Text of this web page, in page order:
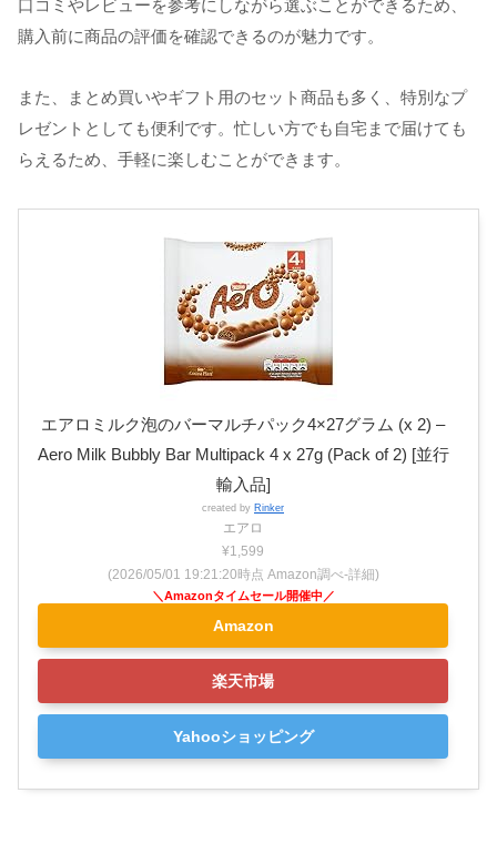
口コミやレビューを参考にしながら選ぶことができるため、
購入前に商品の評価を確認できるのが魅力です。
また、まとめ買いやギフト用のセット商品も多く、特別なプ
レゼントとしても便利です。忙しい方でも自宅まで届けても
らえるため、手軽に楽しむことができます。
エアロミルク泡のバーマルチパック4×27グラム (x 2) –
Aero Milk Bubbly Bar Multipack 4 x 27g (Pack of 2) [並行
輸入品]
created by Rinker
エアロ
¥1,599
(2026/05/01 19:21:20時点 Amazon調べ-詳細)
Amazon
楽天市場
Yahooショッピング